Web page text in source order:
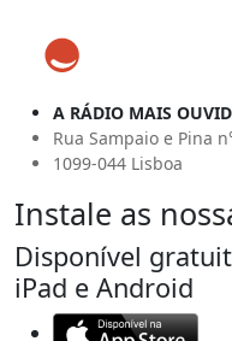
A RÁDIO MAIS
Rua Sampaio e Pina
1099-044 Lisboa
Instale as
Disponível
iPad e Android